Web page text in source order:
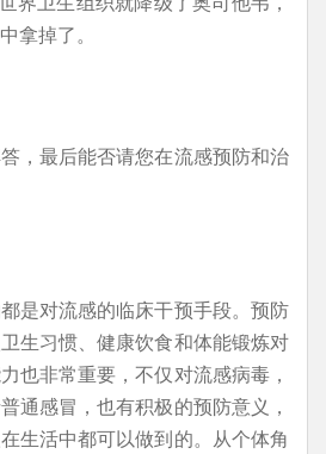
拿掉了。
，最后能否请您在流感预防和治
是对流感的临床干预手段。预防
生习惯、健康饮食和体能锻炼对
也非常重要，不仅对流感病毒，
通感冒，也有积极的预防意义，
生活中都可以做到的。从个体角